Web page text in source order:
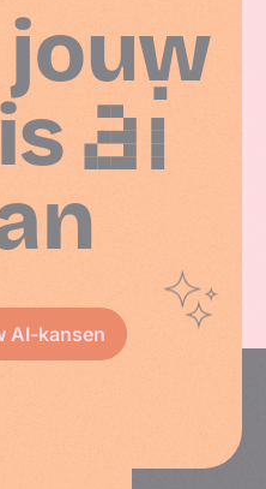
AI
AI-kansen